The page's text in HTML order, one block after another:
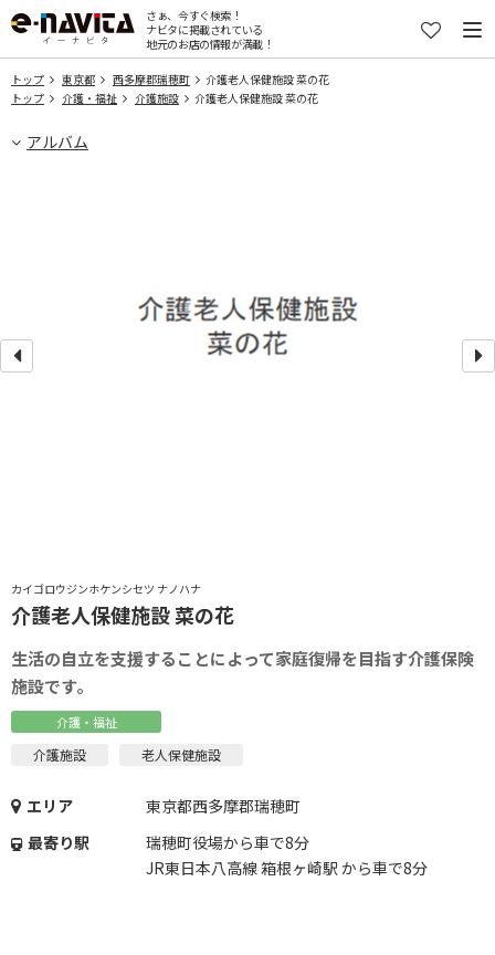
さぁ、今すぐ検索！
ナビタに掲載されている
地元のお店の情報が満載！
トップ 東京都 西多摩郡瑞穂町
介護老人保健施設 菜の花
トップ
介護・福祉 介護施設 介護老人保健施設 菜の花
アルバム
カイゴロウジンホケンシセツ ナノハナ
介護老人保健施設 菜の花
生活の自立を支援することによって家庭復帰を目指す介護保険
施設です。
介護・福祉
介護施設 老人保健施設
エリア
東京都西多摩郡瑞穂町
最寄り駅
瑞穂町役場から車で8分
JR東日本八高線 箱根ヶ崎駅 から車で8分